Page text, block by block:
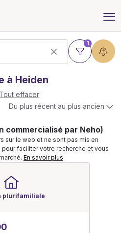
1
à Heiden
Tout effacer
Du plus récent au plus ancien
commercialisé par Neho)
sur le web et ne sont pas mis en
faciliter votre recherche et vous
En savoir plus
plurifamiliale